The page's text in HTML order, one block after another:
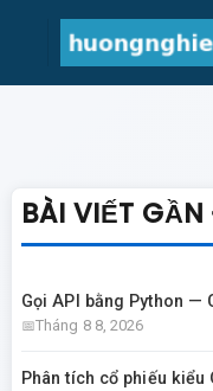
BÀI VIẾT
Gọi API bằng Python —
Tháng 8 8, 2026
Phân tích cổ phiếu kiểu